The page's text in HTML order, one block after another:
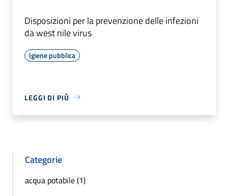
Disposizioni per la prevenzione delle infezioni
da west nile virus
Igiene pubblica
LEGGI DI PIÙ
Categorie
acqua potabile (1)